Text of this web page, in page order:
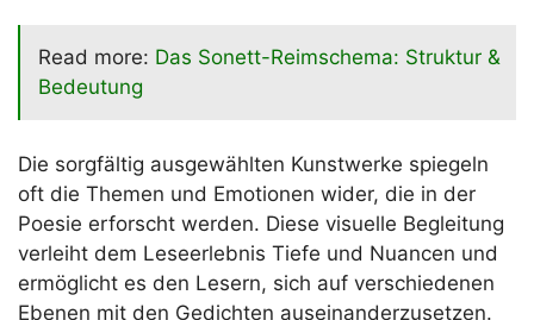
Read more: Das Sonett-Reimschema: Struktur &
Bedeutung
Die sorgfältig ausgewählten Kunstwerke spiegeln
oft die Themen und Emotionen wider, die in der
Poesie erforscht werden. Diese visuelle Begleitung
verleiht dem Leseerlebnis Tiefe und Nuancen und
ermöglicht es den Lesern, sich auf verschiedenen
Ebenen mit den Gedichten auseinanderzusetzen.